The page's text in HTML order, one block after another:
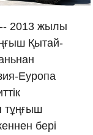
-- 2013 жылы
Қытай-
Еуропа
тұңғыш
бері